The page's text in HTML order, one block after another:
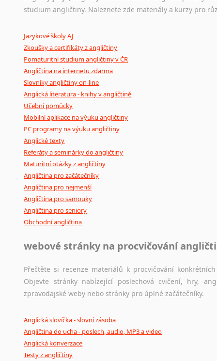
Ostatní pomůcky pro překladatele
poradny a pravidla
studium angličtiny. Naleznete zde materiály a kurzy pro
Jazykové školy AJ
Zkoušky a certifikáty z angličtiny
Pomaturitní studium angličtiny v ČR
Angličtina na internetu zdarma
Slovníky angličtiny on-line
Anglická literatura - knihy v angličtině
Učební pomůcky
Mobilní aplikace na výuku angličtiny
PC programy na výuku angličtiny
Anglické texty
Referáty a seminárky do angličtiny
Maturitní otázky z angličtiny
Angličtina pro začátečníky
Angličtina pro nejmenší
Angličtina pro samouky
Angličtina pro seniory
Obchodní angličtina
webové stránky na procvičování
Přečtěte si recenze materiálů k procvičování
Objevte stránky nabízející poslechová cvičení, hry,
zpravodajské weby nebo stránky pro úplné začátečníky.
Anglická slovíčka - slovní zásoba
Angličtina do ucha - poslech, audio, MP3 a video
Anglická konverzace
Testy z angličtiny